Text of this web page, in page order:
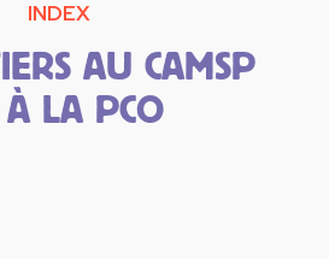
INDEX
AU CAMSP
LA PCO